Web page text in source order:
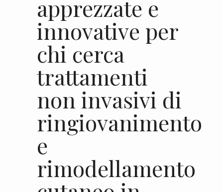
apprezzate e
innovative per
chi cerca
trattamenti
non invasivi di
ringiovanimento
e
rimodellamento